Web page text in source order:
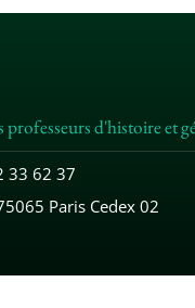
professeurs d'histoire et
33 62 37
Paris Cedex 02